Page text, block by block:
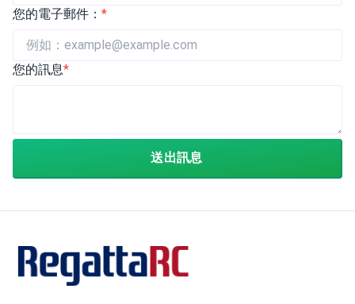
您的電子郵件： *
您的訊息*
送出訊息